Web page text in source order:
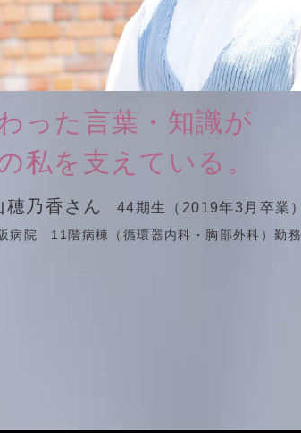
った言葉・知識が
私を支えている。
穂乃香さん 44期生（2019年3月卒業）
病院 11階病棟（循環器内科・胸部外科）勤務